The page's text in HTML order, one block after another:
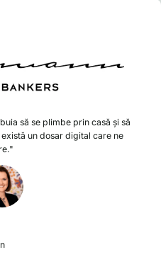
să se plimbe prin casă și să
un dosar digital care ne